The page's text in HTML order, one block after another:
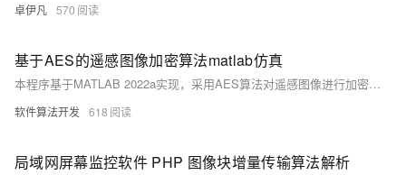
卓伊凡 570
基于AES的遥感图像加密算法matlab仿真
本程序基于MATLAB 2022a实现，采用AES算法对遥感图像进行加密与解密。主要步骤包括：将彩色图像灰度化并重置大小为256×256像素，通过AES的字节替换、行移位、列混合及轮密钥加等操作完成加密，随后进行解密并验证图像质量（如PSNR值）。实验结果展示了原图、加密图和解密图，分析了图像直方图、相关性及熵的变化，确保加密安全性与解密后图像质量。该方法适用于保护遥感图像中的敏感信息，在军事、环境监测等领域具有重要应用价值。
软件算法开发 618
局域网屏幕监控软件 PHP 图像块增量传输算法解析